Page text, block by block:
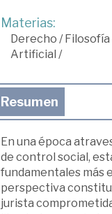
Materias:
Derecho /
Artificial /
Resumen
En una época
de control social,
fundamentales más
perspectiva
jurista